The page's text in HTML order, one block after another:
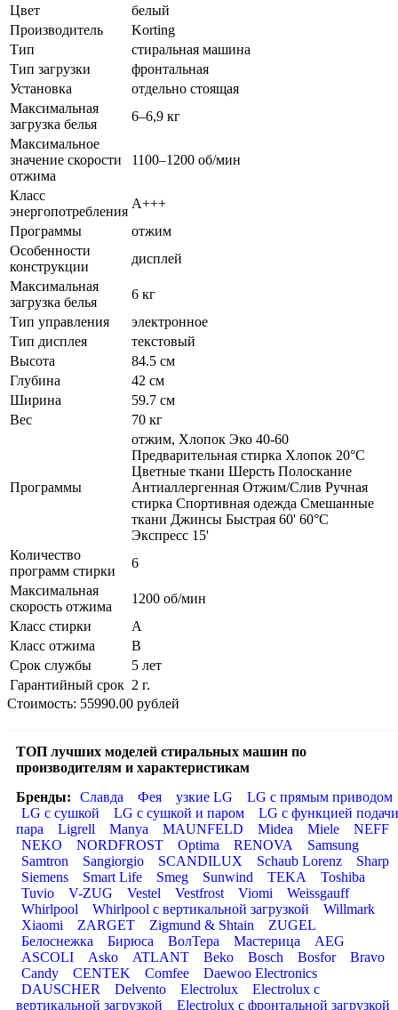
Цвет
белый
Производитель
Korting
Тип
стиральная машина
Тип загрузки
фронтальная
Установка
отдельно стоящая
Максимальная
загрузка белья
6–6,9 кг
Максимальное
значение скорости
отжима
1100–1200 об/мин
Класс
энергопотребления
A+++
Программы
отжим
Особенности
конструкции
дисплей
Максимальная
загрузка белья
6 кг
Тип управления
электронное
Тип дисплея
текстовый
Высота
84.5 см
Глубина
42 см
Ширина
59.7 см
Вес
70 кг
Программы
отжим, Хлопок Эко 40-60
Предварительная стирка Хлопок 20°C
Цветные ткани Шерсть Полоскание
Антиаллергенная Отжим/Слив Ручная
стирка Спортивная одежда Смешанные
ткани Джинсы Быстрая 60' 60°C
Экспресс 15'
Количество
программ стирки
6
Максимальная
скорость отжима
1200 об/мин
Класс стирки
A
Класс отжима
B
Срок службы
5 лет
Гарантийный срок 2 г.
Стоимость: 55990.00 рублей
ТОП лучших моделей стиральных машин по
производителям и характеристикам
Бренды:
Славда Фея узкие LG
LG с прямым приводом
LG с сушкой
LG с сушкой и паром
LG с функцией подачи
пара
Ligrell Manya MAUNFELD Midea Miele
NEFF
NEKO
NORDFROST Optima RENOVA
Samsung
Samtron
Sangiorgio SCANDILUX Schaub Lorenz
Sharp
Siemens
Smart Life Smeg Sunwind TEKA
Toshiba
Tuvio
V-ZUG Vestel Vestfrost Viomi
Weissgauff
Whirlpool
Whirlpool с вертикальной загрузкой
Willmark
Xiaomi
ZARGET Zigmund & Shtain
ZUGEL
Белоснежка
Бирюса ВолТера Мастерица
AEG
ASCOLI
Asko ATLANT Beko Bosch Bosfor
Bravo
Candy
CENTEK Comfee
Daewoo Electronics
DAUSCHER
Delvento Electrolux
Electrolux с
вертикальной загрузкой
Electrolux с фронтальной загрузкой